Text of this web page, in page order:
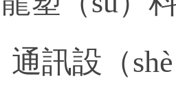
通訊設（